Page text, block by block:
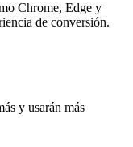
Chrome, Edge y
de conversión.
y usarán más